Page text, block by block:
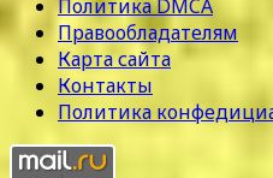
Политика DMCA
Правообладателям
Карта сайта
Контакты
Политика